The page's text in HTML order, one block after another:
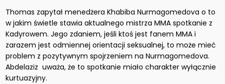
Thomas zapytał menedżera Khabiba Nurmagomedova o to
w jakim świetle stawia aktualnego mistrza MMA spotkanie z
Kadyrowem. Jego zdaniem, jeśli ktoś jest fanem MMA i
zarazem jest odmiennej orientacji seksualnej, to może mieć
problem z pozytywnym spojrzeniem na Nurmagomedova.
Abdelaziz uważa, że to spotkanie miało charakter wyłącznie
kurtuazyjny.